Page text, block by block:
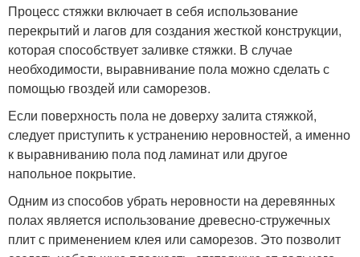
Процесс стяжки включает в себя использование
перекрытий и лагов для создания жесткой конструкции,
которая способствует заливке стяжки. В случае
необходимости, выравнивание пола можно сделать с
помощью гвоздей или саморезов.
Если поверхность пола не доверху залита стяжкой,
следует приступить к устранению неровностей, а именно
к выравниванию пола под ламинат или другое
напольное покрытие.
Одним из способов убрать неровности на деревянных
полах является использование древесно-стружечных
плит с применением клея или саморезов. Это позволит